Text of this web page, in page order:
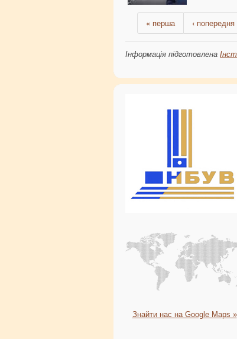
« перша ‹ попередня
Інформація підготовлена
Знайти нас на Google Maps »